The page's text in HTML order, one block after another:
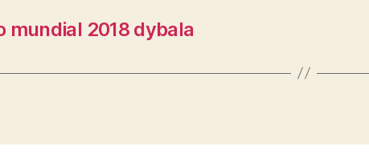
mundial 2018 dybala